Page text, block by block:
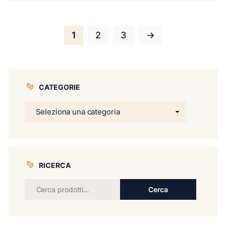
1 2 3 →
CATEGORIE
RICERCA
Cerca